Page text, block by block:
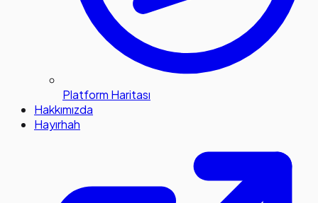
Platform Haritası
Hakkımızda
Hayırhah